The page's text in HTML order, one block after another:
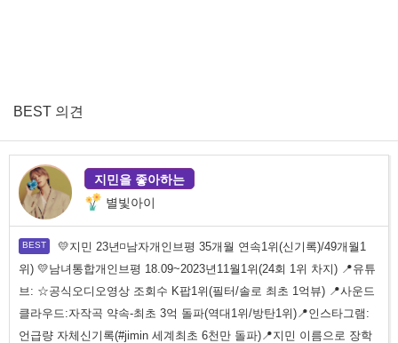
BEST 의견
지민을 좋아하는
별빛아이
💛지민 23년◽남자개인브평 35개월 연속1위(신기록)/49개월1
위) 💛남녀통합개인브평 18.09~2023년11월1위(24회 1위 차지) 📍유튜
브: ☆공식오디오영상 조회수 K팝1위(필터/솔로 최초 1억뷰) 📍사운드
클라우드:자작곡 약속-최초 3억 돌파(역대1위/방탄1위)📍인스타그램:
언급량 자체신기록(#jimin 세계최초 6천만 돌파)📍지민 이름으로 장학